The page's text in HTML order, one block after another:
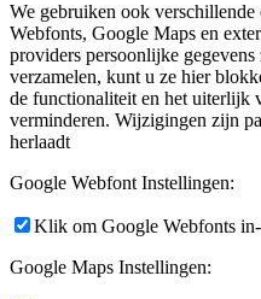
We gebruiken ook verschillende
Webfonts, Google Maps en
providers persoonlijke
verzamelen, kunt u ze hier
de functionaliteit en het uiterlijk
verminderen. Wijzigingen zijn
herlaadt
Google Webfont Instellingen:
Klik om Google Webfonts
Google Maps Instellingen: